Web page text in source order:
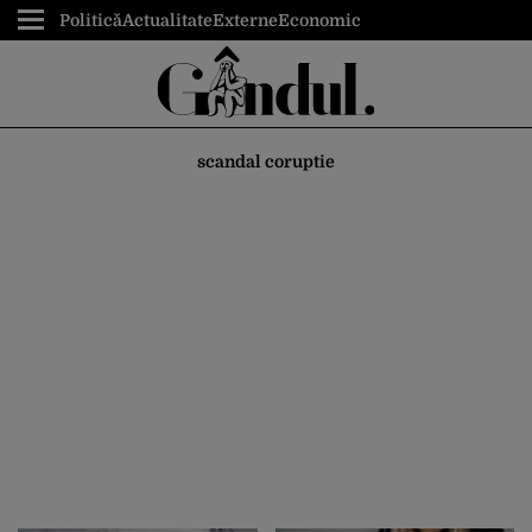
PoliticăActualitateExterneEconomic
scandal coruptie